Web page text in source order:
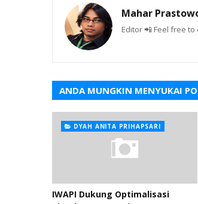
Mahar
Editor 📲 Feel free
ANDA MUNGKIN MENYUKAI
DYAH ANITA PRIHAPSARI
IWAPI Dukung Optimalisasi